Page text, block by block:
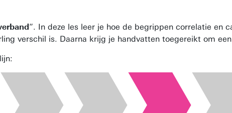
”. In deze les leer je hoe de begrippen correlatie en
verschil is. Daarna krijg je handvatten toegereikt om